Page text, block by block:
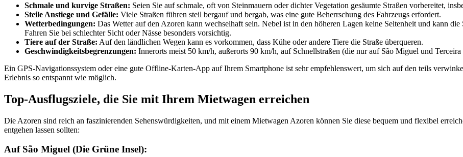
Schmale und kurvige Straßen: Seien Sie auf schmale, oft von Steinmauern oder dichter Vegetation gesäumte Straßen vorbereitet,
Steile Anstiege und Gefälle: Viele Straßen führen steil bergauf und bergab, was eine gute Beherrschung des Fahrzeugs erfordert.
Wetterbedingungen: Das Wetter auf den Azoren kann wechselhaft sein. Nebel ist in den höheren Lagen keine Seltenheit und kann
Fahren Sie bei schlechter Sicht oder Nässe besonders vorsichtig.
Tiere auf der Straße: Auf den ländlichen Wegen kann es vorkommen, dass Kühe oder andere Tiere die Straße überqueren.
Geschwindigkeitsbegrenzungen: Innerorts meist 50 km/h, außerorts 90 km/h, auf Schnellstraßen (die nur auf São Miguel und
Ein GPS-Navigationssystem oder eine gute Offline-Karten-App auf Ihrem Smartphone ist sehr empfehlenswert, um sich auf den teils
Erlebnis so entspannt wie möglich.
Top-Ausflugsziele, die Sie mit Ihrem Mietwagen erreichen
Die Azoren sind reich an faszinierenden Sehenswürdigkeiten, und mit einem Mietwagen Azoren können Sie diese bequem und flexibel
entgehen lassen sollten:
Auf São Miguel (Die Grüne Insel):